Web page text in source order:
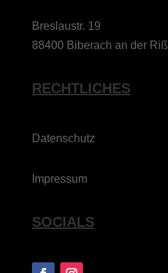
Breslaustr. 19
88400 Biberach an der Riß
RECHTLICHES
Datenschutz
Impressum
SOCIALS